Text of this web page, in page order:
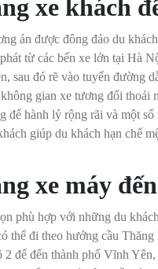
xe khách
án được đông đảo du
từ các bến xe lớn tại Hà
sau đó rẽ vào tuyến đường
gian xe tương đối thoải
để hành lý rộng rãi và một
giúp du khách hạn chế
xe máy
phù hợp với những du
thể đi theo hướng cầu
để đến thành phố Vĩnh